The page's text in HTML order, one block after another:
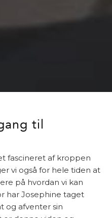
til
fascineret af kroppen
vi også for hele tiden at
på hvordan vi kan
har Josephine taget
og afventer sin